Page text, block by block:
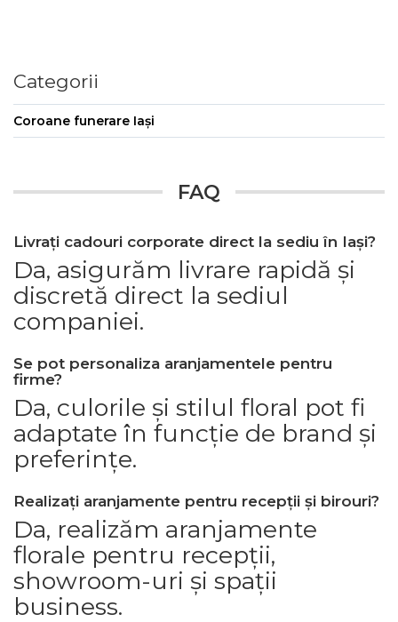
Categorii
Coroane funerare Iași
FAQ
Livrați cadouri corporate direct la sediu în Iași?
Da, asigurăm livrare rapidă și
discretă direct la sediul
companiei.
Se pot personaliza aranjamentele pentru
firme?
Da, culorile și stilul floral pot fi
adaptate în funcție de brand și
preferințe.
Realizați aranjamente pentru recepții și birouri?
Da, realizăm aranjamente
florale pentru recepții,
showroom-uri și spații
business.